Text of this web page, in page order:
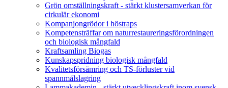
Grön omställningskraft - stärkt klustersamverkan för
cirkulär ekonomi
Kompanjongrödor i höstraps
Kompetensträffar om naturrestaureringsförordningen
och biologisk mångfald
Kraftsamling Biogas
Kunskapspridning biologisk mångfald
Kvalitetsförsämring och TS-förluster vid
spannmålslagring